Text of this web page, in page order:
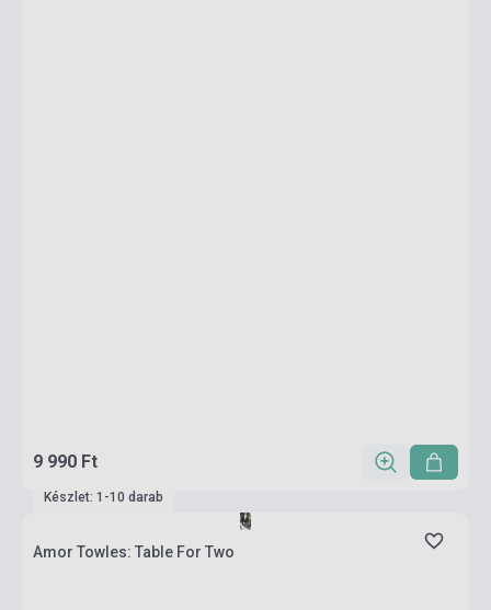
9 990 Ft
Készlet: 1-10 darab
Amor Towles: Table For Two